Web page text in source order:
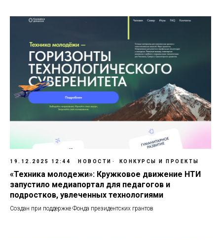
19.12.2025 12:44 НОВОСТИ КОНКУРСЫ И ПРОЕКТЫ
«Техника молодежи»: Кружковое движение НТИ
запустило медиапортал для педагогов и
подростков, увлеченных технологиями
Создан при поддержке Фонда президентских грантов